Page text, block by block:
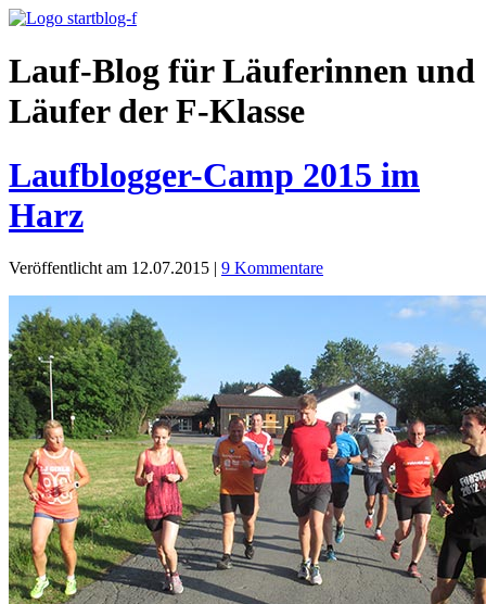
Lauf-Blog für Läuferinnen und
Läufer der F-Klasse
Laufblogger-Camp 2015 im
Harz
Veröffentlicht am 12.07.2015 | 9 Kommentare